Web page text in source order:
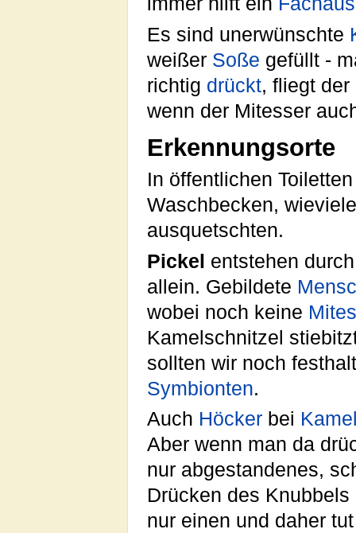
Es sind unerwünschte
weißer Soße gefüllt -
richtig drückt, fliegt der
wenn der Mitesser
Erkennungsorte
In öffentlichen
Waschbecken,
ausquetschten.
Pickel entstehen
allein. Gebildete
wobei noch keine
Kamelschnitzel
sollten wir noch
Symbionten.
Auch Höcker bei
Aber wenn man da
nur abgestandenes,
Drücken des
nur einen und daher